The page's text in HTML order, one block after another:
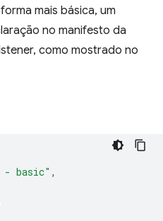
mais básica, um
no manifesto da
como mostrado no
- basic" ,